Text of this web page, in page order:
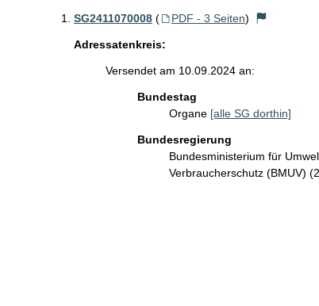
SG2411070008 ( PDF - 3 Seiten)
Adressatenkreis:
Versendet am 10.09.2024 an:
Bundestag
Organe [alle SG dorthin]
Bundesregierung
Bundesministerium für
Verbraucherschutz (BMUV)